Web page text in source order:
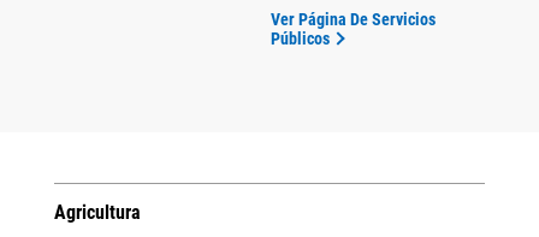
Ver Página De Servicios
Públicos
Agricultura